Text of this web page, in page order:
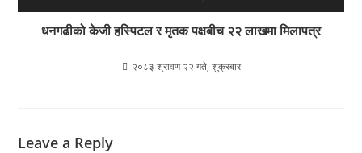
धनगढीको केजी हस्पिटल र मृतक पक्षबीच २२ लाखमा मिलापत्र
२०८३ श्रावण २२ गते, शुक्रबार
Leave a Reply